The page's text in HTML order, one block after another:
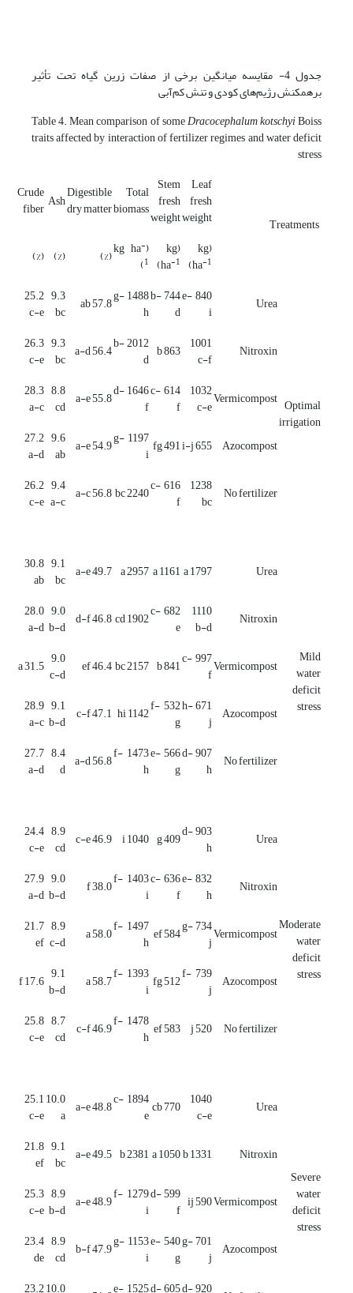
جدول 4- مقایسه میانگین برخی از صفات زرین گیاه تحت تأثیر
برهمکنش رژیم‌‌های کودی و تنش کم‌آبی
Table 4. Mean comparison of someDracocephalum kotschyiBoiss
traits affected by interaction of fertilizer regimes and water deficit
stress
Leaf
fresh
weight
Stem
fresh
weight
Total
biomass
Digestible
dry matter
Ash
Crude
fiber
(kg
ha-1
)
(kg
ha-1
)
(kg ha
-
1
)
(%)
(%)
(%)
Optimal
irrigation
Urea
840 e-
i
744 b-
d
1488 g-
h
57.8 ab
9.3
bc
25.2
c-e
Nitroxin
1001
c-f
863 b
2012 b-
d
56.4 a-d
9.3
bc
26.3
c-e
Vermicompost
1032
c-e
614 c-
f
1646 d-
f
55.8 a-e
8.8
cd
28.3
a-c
Azocompost
655 i-j
491 fg
1197 g-
i
54.9 a-e
9.6
ab
27.2
a-d
No fertilizer
1238
bc
616 c-
f
2240 bc
56.8 a-c
9.4
a-c
26.2
c-e
Mild
water
deficit
stress
Urea
1797 a
1161 a
2957 a
49.7 a-e
9.1
bc
30.8
ab
Nitroxin
1110
b-d
682 c-
e
1902 cd
46.8 d-f
9.0
b-d
28.0
a-d
Vermicompost
997 c-
f
841 b
2157 bc
46.4 ef
9.0
c-d
31.5 a
Azocompost
671 h-
j
532 f-
g
1142 hi
47.1 c-f
9.1
b-d
28.9
a-c
No fertilizer
907 d-
h
566 e-
g
1473 f-
h
56.8 a-d
8.4
d
27.7
a-d
Moderate
water
deficit
stress
Urea
903 d-
h
409 g
1040 i
46.9 c-e
8.9
cd
24.4
c-e
Nitroxin
832 e-
h
636 c-
f
1403 f-
i
38.0 f
9.0
b-d
27.9
a-d
Vermicompost
734 g-
j
584 ef
1497 f-
h
58.0 a
8.9
c-d
21.7
ef
Azocompost
739 f-
j
512 fg
1393 f-
i
58.7 a
9.1
b-d
17.6 f
No fertilizer
520 j
583 ef
1478 f-
h
46.9 c-f
8.7
cd
25.8
c-e
Severe
water
deficit
stress
Urea
1040
c-e
770 cb
1894 c-
e
48.8 a-e
10.0
a
25.1
c-e
Nitroxin
1331 b
1050 a
2381 b
49.5 a-e
9.1
bc
21.8
ef
Vermicompost
590 ij
599 d-
f
1279 f-
i
48.9 a-e
8.9
b-d
25.3
c-e
Azocompost
701 g-
j
540 e-
g
1153 g-
i
47.9 b-f
8.9
cd
23.4
de